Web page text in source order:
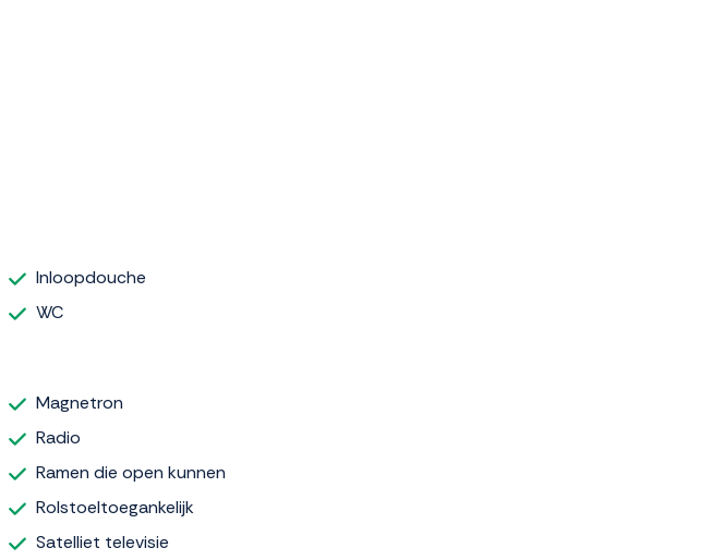
Inloopdouche
WC
Magnetron
Radio
Ramen die open kunnen
Rolstoeltoegankelijk
Satelliet televisie